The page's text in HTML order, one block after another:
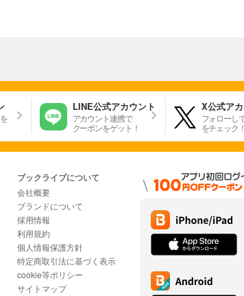
LINE公式アカウント
アカウント連携で
クーポンをゲット！
X公式ア
フォローし
をチェック！
ブックライブについて
会社概要
ブランドについて
採用情報
利用規約
個人情報保護方針
特定商取引法に基づく表示
cookie等ポリシー
サイトマップ